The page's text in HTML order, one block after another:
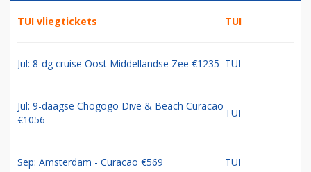
TUI vliegtickets TUI
Jul: 8-dg cruise Oost Middellandse Zee €1235 TUI
Jul: 9-daagse Chogogo Dive & Beach Curacao
€1056
TUI
Sep: Amsterdam - Curacao €569 TUI